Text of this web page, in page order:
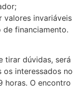
valores invariáveis
financiamento.
tirar dúvidas, será
os interessados no
horas. O encontro